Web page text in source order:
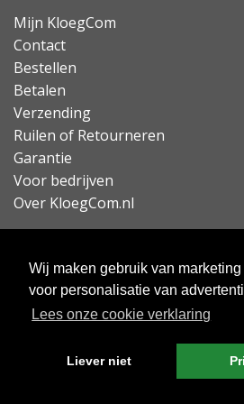
Wij maken gebruik van
voor personalisatie van
Lees onze cookie verklaring
Liever niet
Mijn KloegCom
Contact
Bestellen
Betalen
Verzending
Ruilen of Retourneren
Garantie
Voor bedrijven
Over KloegCom.nl
Algemene